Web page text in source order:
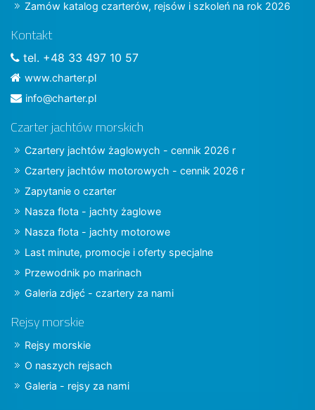
Zamów katalog czarterów, rejsów i szkoleń na rok 2026
Kontakt
tel. +48 33 497 10 57
www.charter.pl
info@charter.pl
Czarter jachtów morskich
Czartery jachtów żaglowych - cennik 2026 r
Czartery jachtów motorowych - cennik 2026 r
Zapytanie o czarter
Nasza flota - jachty żaglowe
Nasza flota - jachty motorowe
Last minute, promocje i oferty specjalne
Przewodnik po marinach
Galeria zdjęć - czartery za nami
Rejsy morskie
Rejsy morskie
O naszych rejsach
Galeria - rejsy za nami